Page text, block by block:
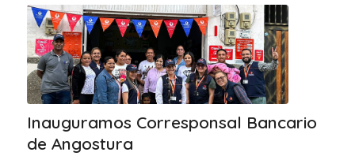
Inauguramos Corresponsal Bancario
de Angostura